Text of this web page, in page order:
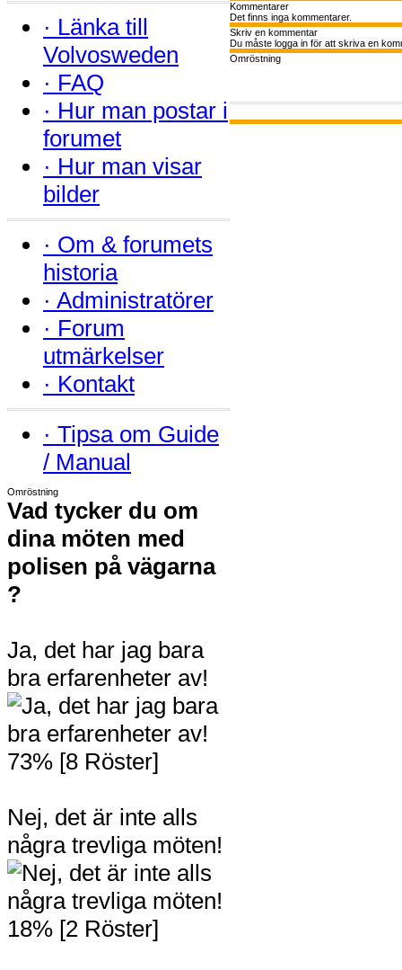
· Länka till
Volvosweden
· FAQ
· Hur man postar i
forumet
· Hur man visar
bilder
· Om & forumets
historia
· Administratörer
· Forum
utmärkelser
· Kontakt
· Tipsa om Guide
/ Manual
Omröstning
Vad tycker du om
dina möten med
polisen på vägarna
?
Ja, det har jag bara
bra erfarenheter av!
73% [8 Röster]
Nej, det är inte alls
några trevliga möten!
18% [2 Röster]
Kommentarer
Det finns inga kommentarer.
Skriv en kommentar
Du måste logga in för att skriva en
Omröstning